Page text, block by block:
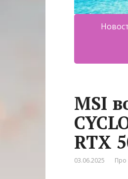
MSI
RTX
03.06.2025 Про